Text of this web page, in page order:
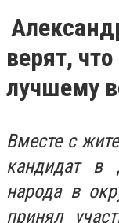
верят,
лучшему
Вместе с
кандидат в
народа в
принял